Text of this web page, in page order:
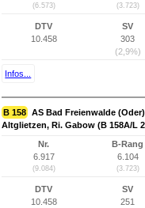
(6.573) (3.723)
DTV
10.458
SV
303
(2,9%)
Infos...
B 158 AS Bad Freienwalde
Altglietzen, Ri. Gabow (B 158A/L
Nr.
6.917
(9.084)
B-Rang
6.104
(3.723)
DTV
10.458
SV
251